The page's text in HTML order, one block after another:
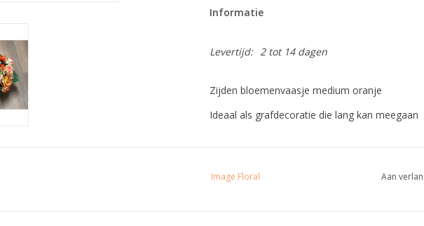
Informatie
Levertijd: 2 tot 14 dagen
Zijden bloemenvaasje medium oranje
Ideaal als grafdecoratie die lang kan meegaan
Image Floral Aan